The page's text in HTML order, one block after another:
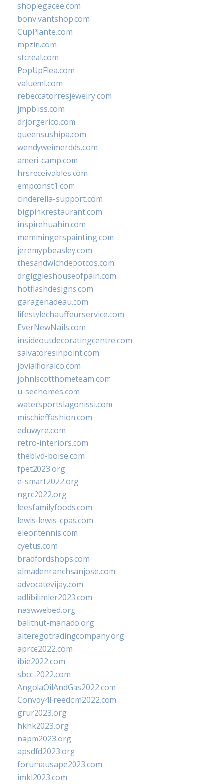
shoplegacee.com
bonvivantshop.com
CupPlante.com
mpzin.com
stcreal.com
PopUpFlea.com
valueml.com
rebeccatorresjewelry.com
jmpbliss.com
drjorgerico.com
queensushipa.com
wendyweimerdds.com
ameri-camp.com
hrsreceivables.com
empconst1.com
cinderella-support.com
bigpinkrestaurant.com
inspirehuahin.com
memmingerspainting.com
jeremypbeasley.com
thesandwichdepotcos.com
drgiggleshouseofpain.com
hotflashdesigns.com
garagenadeau.com
lifestylechauffeurservice.com
EverNewNails.com
insideoutdecoratingcentre.com
salvatoresinpoint.com
jovialfloralco.com
johnlscotthometeam.com
u-seehomes.com
watersportslagonissi.com
mischieffashion.com
eduwyre.com
retro-interiors.com
theblvd-boise.com
fpet2023.org
e-smart2022.org
ngrc2022.org
leesfamilyfoods.com
lewis-lewis-cpas.com
eleontennis.com
cyetus.com
bradfordshops.com
almadenranchsanjose.com
advocatevijay.com
adlibilimler2023.com
naswwebed.org
balithut-manado.org
alteregotradingcompany.org
aprce2022.com
ibie2022.com
sbcc-2022.com
AngolaOilAndGas2022.com
Convoy4Freedom2022.com
grur2023.org
hkhk2023.org
napm2023.org
apsdfd2023.org
forumausape2023.com
imkl2023.com